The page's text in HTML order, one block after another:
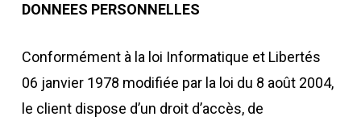
DONNEES PERSONNELLES
Conformément à la loi Informatique et Libertés
06 janvier 1978 modifiée par la loi du 8 août 2004,
le client dispose d’un droit d’accès, de